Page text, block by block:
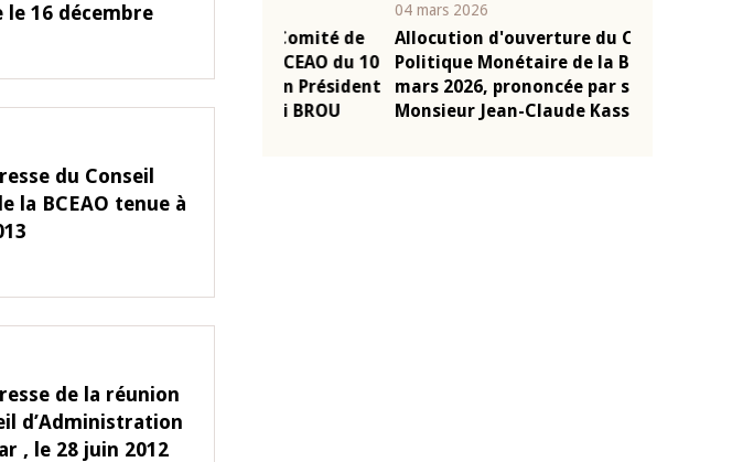
le 16 décembre
du Conseil
la BCEAO tenue à
de la réunion
d’Administration
, le 28 juin 2012
d'ouverture du Comité de
prononcée par son Président
Jean-Claude Kassi BROU
Allocution d'ouverture du Comité de
Politique Monétaire de la BCEAO du 4
mars 2026, prononcée par son Président
Monsieur Jean-Claude Kassi BROU